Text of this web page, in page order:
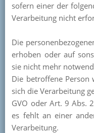
sofern einer der
Verarbeitung nicht
Die
erhoben oder auf
sie nicht mehr
Die betroffene
sich die Verarbeitung
GVO oder Art. 9 Abs.
es fehlt an einer
Verarbeitung.